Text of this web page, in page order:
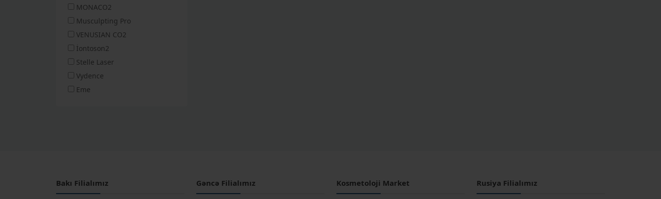
MONACO2
Musculpting Pro
VENUSIAN CO2
İontoson2
Stelle Laser
Vydence
Eme
Bakı Filialımız Gəncə Filialımız Kosmetoloji Market Rusiya Filialımız